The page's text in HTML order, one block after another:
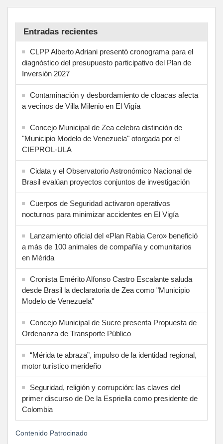
Entradas recientes
CLPP Alberto Adriani presentó cronograma para el
diagnóstico del presupuesto participativo del Plan de
Inversión 2027
Contaminación y desbordamiento de cloacas afecta
a vecinos de Villa Milenio en El Vigía
Concejo Municipal de Zea celebra distinción de
"Municipio Modelo de Venezuela" otorgada por el
CIEPROL-ULA
Cidata y el Observatorio Astronómico Nacional de
Brasil evalúan proyectos conjuntos de investigación
Cuerpos de Seguridad activaron operativos
nocturnos para minimizar accidentes en El Vigía
Lanzamiento oficial del «Plan Rabia Cero» benefició
a más de 100 animales de compañía y comunitarios
en Mérida
Cronista Emérito Alfonso Castro Escalante saluda
desde Brasil la declaratoria de Zea como "Municipio
Modelo de Venezuela"
Concejo Municipal de Sucre presenta Propuesta de
Ordenanza de Transporte Público
“Mérida te abraza”, impulso de la identidad regional,
motor turístico merideño
Seguridad, religión y corrupción: las claves del
primer discurso de De la Espriella como presidente de
Colombia
Contenido Patrocinado